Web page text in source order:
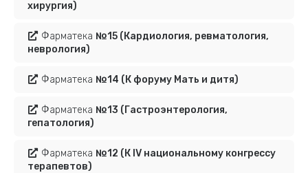
хирургия)
Фарматека №15 (Кардиология, ревматология,
неврология)
Фарматека №14 (К форуму Мать и дитя)
Фарматека №13 (Гастроэнтерология,
гепатология)
Фарматека №12 (К IV национальному конгрессу
терапевтов)